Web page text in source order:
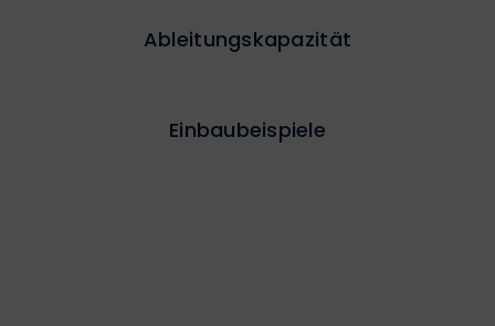
Ableitungskapazität
Einbaubeispiele